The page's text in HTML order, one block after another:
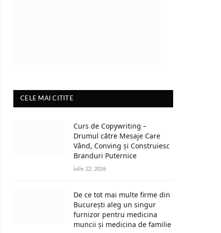
CELE MAI CITITE
Curs de Copywriting –
Drumul către Mesaje Care
Vând, Conving și Construiesc
Branduri Puternice
iulie 22, 2026
De ce tot mai multe firme din
București aleg un singur
furnizor pentru medicina
muncii și medicina de familie